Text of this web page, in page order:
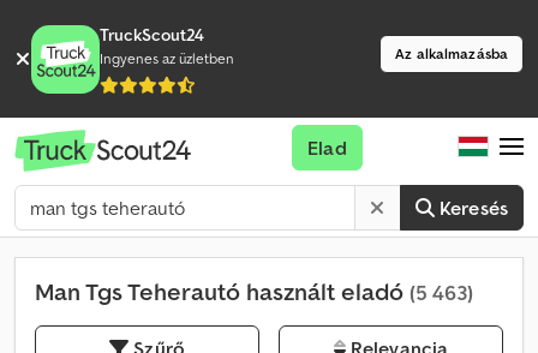
TruckScout24
Ingyenes az üzletben Az alkalmazásba
Keresés
Elad
Man Tgs Teherautó használt eladó (5 463)
Szűrő Relevancia